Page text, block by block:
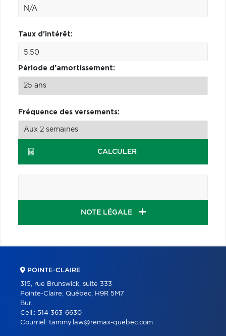
Taux d'intérêt:
Période d'amortissement:
Fréquence des versements:
CALCULER
NOTE LÉGALE
POINTE-CLAIRE
315, rue Brunswick, suite 333
Pointe-Claire, Québec, H9R 5M7
Bur.:
Cell.: 514 363-6630
Courriel: tammy.law@remax-quebec.com